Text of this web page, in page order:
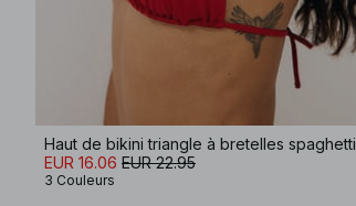
Haut de bikini triangle à bretelles spaghetti
EUR 16.06 EUR 22.95
3 Couleurs